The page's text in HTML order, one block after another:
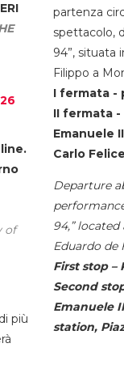
of
più
partenza
spettacolo,
94”, situata
Filippo a
I fermata -
II fermata
Emanuele
Carlo Felice
Departure
94,”
Eduardo de
First stop –
Second
Emanuele
station,